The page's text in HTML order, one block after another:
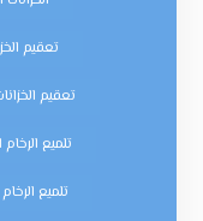
تعقيم
تعقيم
تلميع الرخام
تلميع الرخام